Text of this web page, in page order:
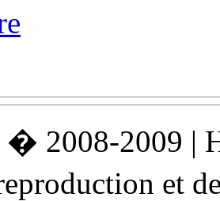
� 2008-2009 |
et